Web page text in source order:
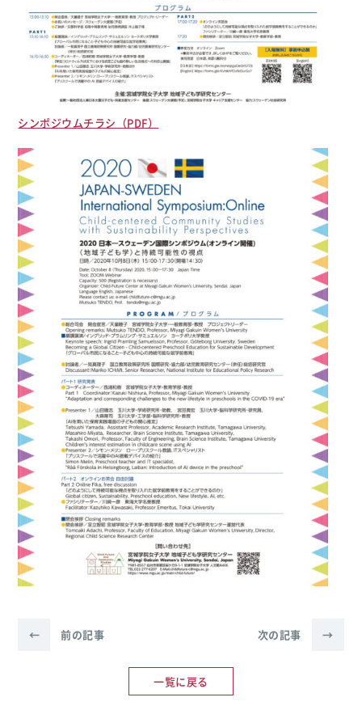
シンポジウムチラシ（PDF）
← 前の記事
一覧に戻る
次の記事 →